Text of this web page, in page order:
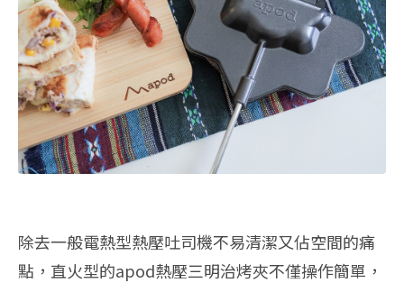
除去一般電熱型熱壓吐司機不易清潔又佔空間的痛
點，直火型的apod熱壓三明治烤夾不僅操作簡單，